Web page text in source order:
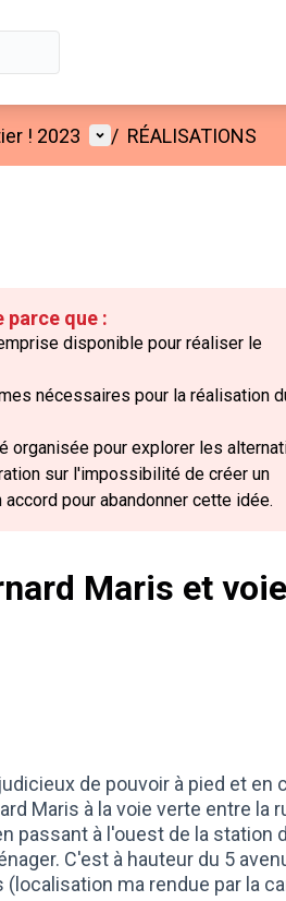
! 2023 Menu utilisateur
/ RÉALISATIONS
parce que :
disponible pour réaliser le
nécessaires pour la réalisation
organisée pour explorer les
sur l'impossibilité de créer un
pour abandonner cette idée.
Maris et
de pouvoir à pied et en
Maris à la voie verte entre la
passant à l'ouest de la station
C'est à hauteur du 5
ma rendue par la